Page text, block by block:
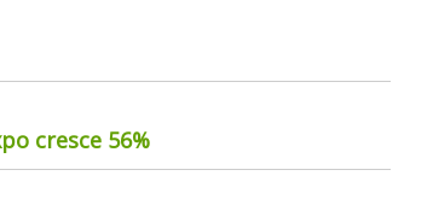
cresce 56%